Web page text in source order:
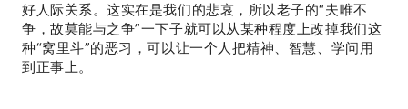
好人际关系。这实在是我们的悲哀，所以老子的“夫唯不
争，故莫能与之争”一下子就可以从某种程度上改掉我们这
种“窝里斗”的恶习，可以让一个人把精神、智慧、学问用
到正事上。